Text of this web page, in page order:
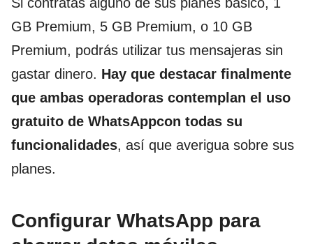
GB Premium, 5 GB Premium, o 10 GB
Premium, podrás utilizar tus mensajeras sin
gastar dinero. Hay que destacar finalmente
que ambas operadoras contemplan el uso
gratuito de WhatsAppcon todas su
funcionalidades, así que averigua sobre sus
planes.
Configurar WhatsApp para